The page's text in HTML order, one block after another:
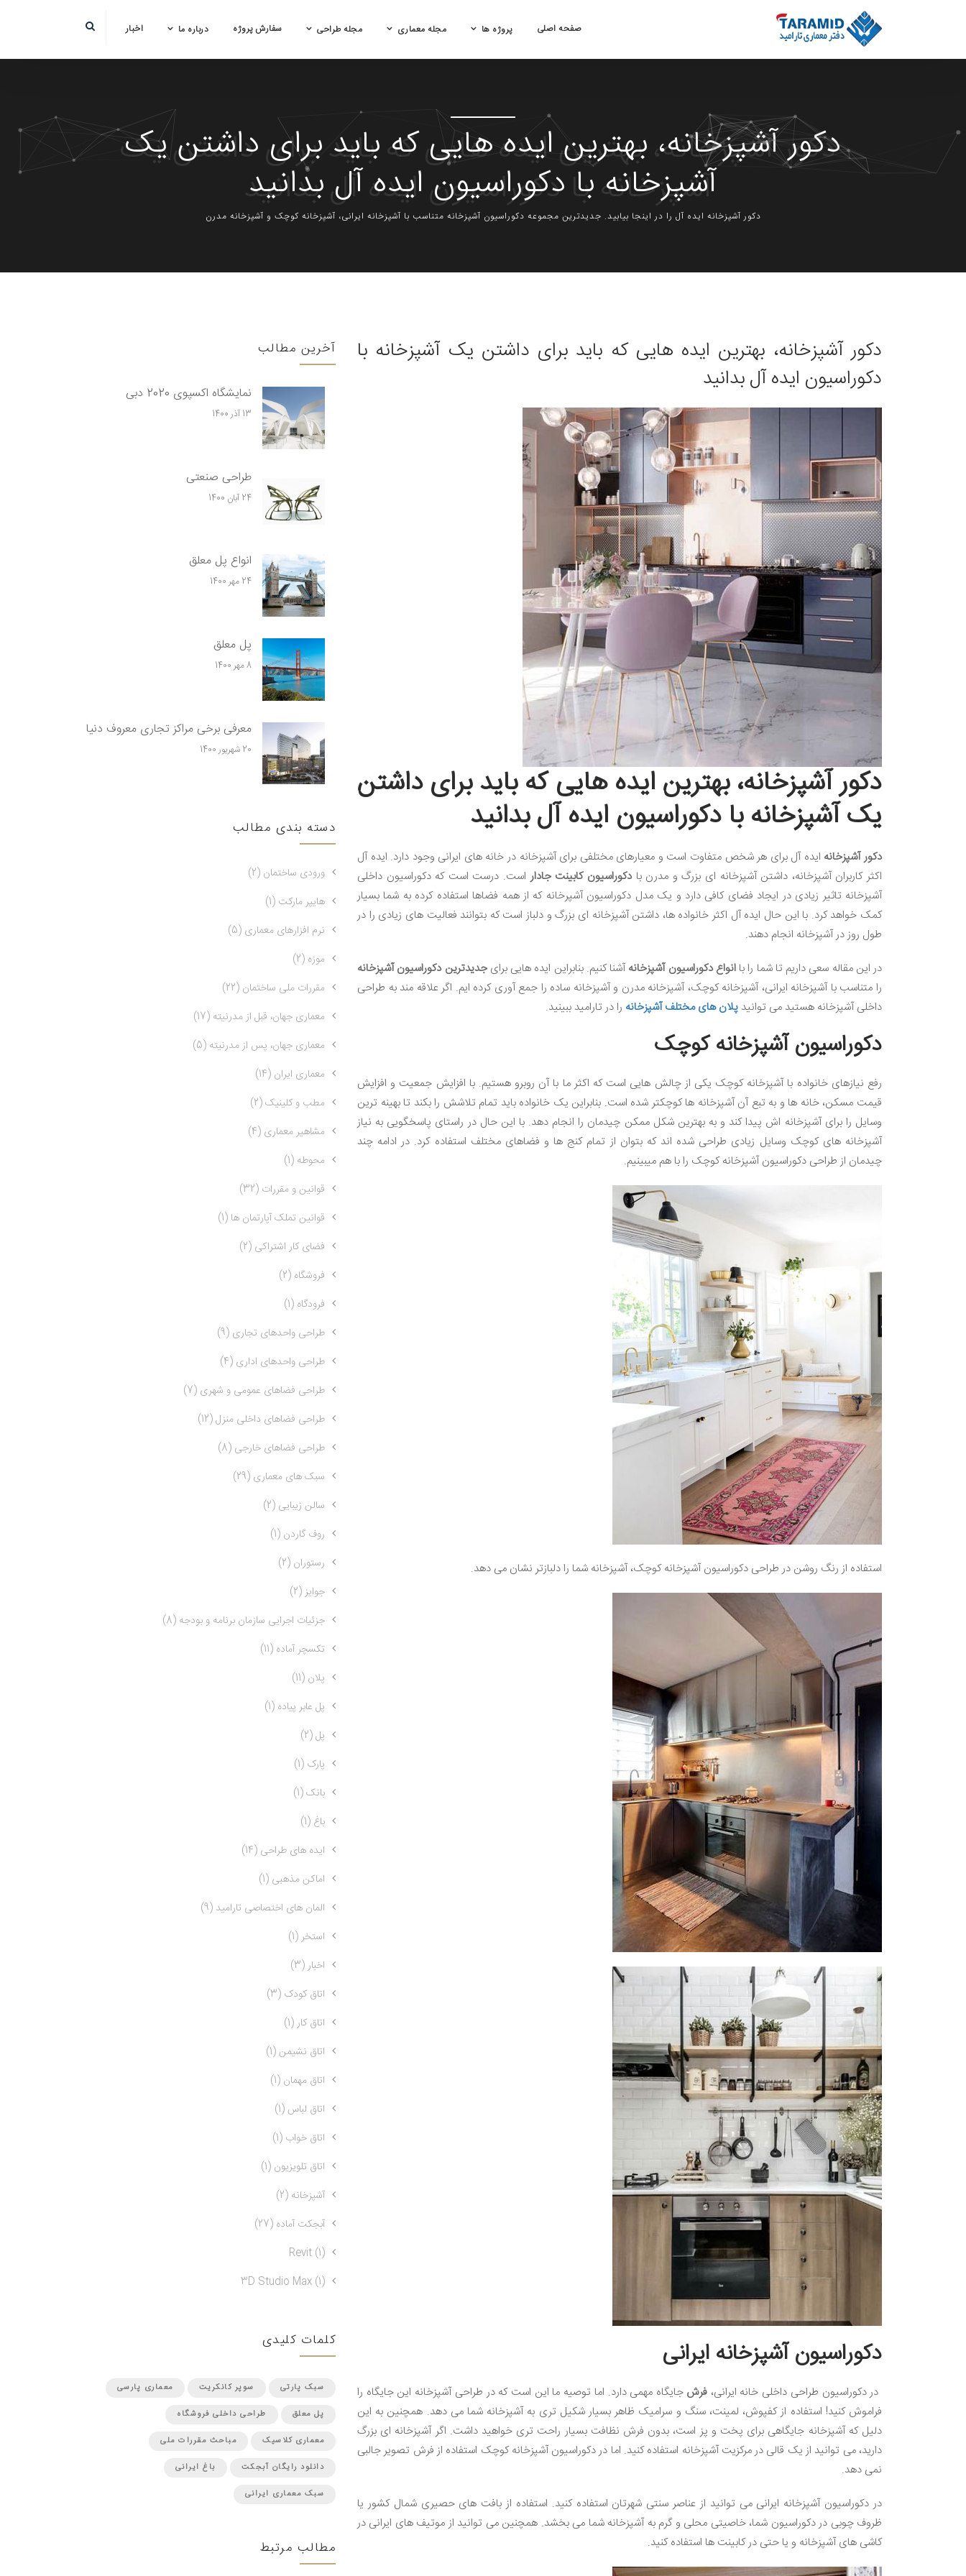
صفحه اصلی پروژه ها مجله معماری مجله طراحی سفارش پروژه درباره ما اخبار
دکور آشپزخانه، بهترین ایده هایی که باید برای داشتن یک
آشپزخانه با دکوراسیون ایده آل بدانید
دکور آشپزخانه ایده آل را در اینجا بیابید. جدیدترین مجموعه دکوراسیون آشپزخانه متناسب با آشپزخانه ایرانی، آشپزخانه کوچک و آشپزخانه مدرن
دکور آشپزخانه، بهترین ایده هایی که باید برای داشتن یک آشپزخانه با
دکوراسیون ایده آل بدانید
دکور آشپزخانه، بهترین ایده هایی که باید برای داشتن
یک آشپزخانه با دکوراسیون ایده آل بدانید
دکور آشپزخانه ایده آل برای هر شخص متفاوت است و معیارهای مختلفی برای آشپزخانه در خانه های ایرانی وجود دارد. ایده آل
اکثر کاربران آشپزخانه، داشتن آشپزخانه ای بزرگ و مدرن بادکوراسیون کابینت جاداراست. درست است که دکوراسیون داخلی
آشپزخانه تاثیر زیادی در ایجاد فضای کافی دارد و یک مدل دکوراسیون آشپرخانه که از همه فضاها استفاده کرده به شما بسیار
کمک خواهد کرد. با این حال ایده آل اکثر خانواده ها، داشتن آشپزخانه ای بزرگ و دلباز است که بتوانند فعالیت های زیادی را در
طول روز در آشپزخانه انجام دهند.
در این مقاله سعی داریم تا شما را با انواع دکوراسیون آشپزخانهآشنا کنیم. بنابراین ایده هایی برای جدیدترین دکوراسیون آشپزخانه
را متناسب با آشپزخانه ایرانی، آشپزخانه کوچک، آشپزخانه مدرن و آشپزخانه ساده را جمع آوری کرده ایم. اگر علاقه مند به طراحی
داخلی آشپزخانه هستید می توانید پلان های مختلف آشپزخانه را در تارامید ببینید.
دکوراسیون آشپزخانه کوچک
رفع نیازهای خانواده با آشپزخانه کوچک یکی از چالش هایی است که اکثر ما با آن روبرو هستیم. با افزایش جمعیت و افزایش
قیمت مسکن، خانه ها و به تبع آن آشپزخانه ها کوچکتر شده است. بنابراین یک خانواده باید تمام تلاشش را بکند تا بهینه ترین
وسایل را برای آشپزخانه اش پیدا کند و به بهترین شکل ممکن چیدمان را انجام دهد. با این حال در راستای پاسخگویی به نیاز
آشپزخانه های کوچک وسایل زیادی طراحی شده اند که بتوان از تمام کنج ها و فضاهای مختلف استفاده کرد. در ادامه چند
چیدمان از طراحی دکوراسیون آشپزخانه کوچک را با هم میبینیم.
استفاده از رنگ روشن در طراحی دکوراسیون آشپزخانه کوچک، آشپزخانه شما را دلبازتر نشان می دهد.
دکوراسیون آشپزخانه ایرانی
در دکوراسیون طراحی داخلی خانه ایرانی، فرش جایگاه مهمی دارد. اما توصیه ما این است که در طراحی آشپزخانه این جایگاه را
فراموش کنید! استفاده از کفپوش، لمینت، سنگ و سرامیک ظاهر بسیار شکیل تری به آشپزخانه شما می دهد. همچنین به این
دلیل که آشپزخانه جایگاهی برای پخت و پز است، بدون فرش نظافت بسیار راحت تری خواهید داشت. اگر آشپزخانه ای بزرگ
دارید، می توانید از یک قالی در مرکزیت آشپزخانه استفاده کنید. اما در دکوراسیون آشپزخانه کوچک استفاده از فرش تصویر جالبی
نمی دهد.
در دکوراسیون آشپزخانه ایرانی می توانید از عناصر سنتی شهرتان استفاده کنید. استفاده از بافت های حصیری شمال کشور یا
ظروف چوبی در دکوراسیون شما، خاصیتی محلی و گرم به آشپزخانه شما می بخشد. همچنین می توانید از موتیف های ایرانی در
کاشی های آشپزخانه و یا حتی در کابینت ها استفاده کنید.
آخرین مطالب
نمایشگاه اکسپوی 2020 دبی
13 آذر 1400
طراحی صنعتی
24 آبان 1400
انواع پل معلق
24 مهر 1400
پل معلق
8 مهر 1400
معرفی برخی مراکز تجاری معروف دنیا
20 شهریور 1400
دسته بندی مطالب
ورودی ساختمان (2)
هایپر مارکت (1)
نرم افزارهای معماری (5)
موزه (2)
مقررات ملی ساختمان (22)
معماری جهان، قبل از مدرنیته (17)
معماری جهان، پس از مدرنیته (5)
معماری ایران (14)
مطب و کلینیک (2)
مشاهیر معماری (4)
محوطه (1)
قوانین و مقررات (32)
قوانین تملک آپارتمان ها (1)
فضای کار اشتراکی (2)
فروشگاه (2)
فرودگاه (1)
طراحی واحدهای تجاری (9)
طراحی واحدهای اداری (4)
طراحی فضاهای عمومی و شهری (7)
طراحی فضاهای داخلی منزل (12)
طراحی فضاهای خارجی (8)
سبک های معماری (29)
سالن زیبایی (2)
روف گاردن (1)
رستوران (2)
جوایز (2)
جزئیات اجرایی سازمان برنامه و بودجه (8)
تکسچر آماده (11)
پلان (11)
پل عابر پیاده (1)
پل (2)
پارک (1)
بانک (1)
باغ (1)
ایده های طراحی (14)
اماکن مذهبی (1)
المان های اختصاصی تارامید (9)
استخر (1)
اخبار (3)
اتاق کودک (3)
اتاق کار (1)
اتاق نشیمن (1)
اتاق مهمان (1)
اتاق لباس (1)
اتاق خواب (1)
اتاق تلویزیون (1)
آشپزخانه (2)
آبجکت آماده (27)
Revit (1)
3D Studio Max (1)
کلمات کلیدی
سبک پارتی سوپر کانکریت معماری پارسی
پل معلق طراحی داخلی فروشگاه
معماری کلاسیک مباحث مقررات ملی
دانلود رایگان آبجکت باغ ایرانی
سبک معماری ایرانی
مطالب مرتبط